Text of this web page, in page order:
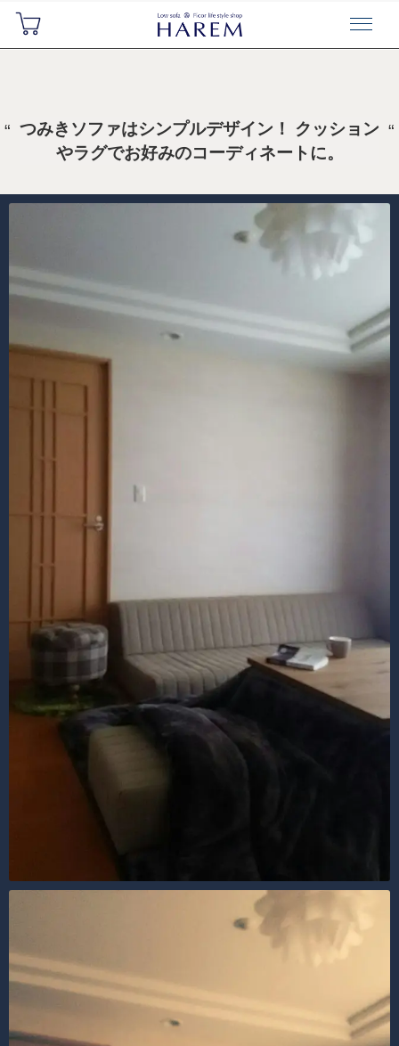
つみきソファはシンプルデザイン！ クッション
やラグでお好みのコーディネートに。